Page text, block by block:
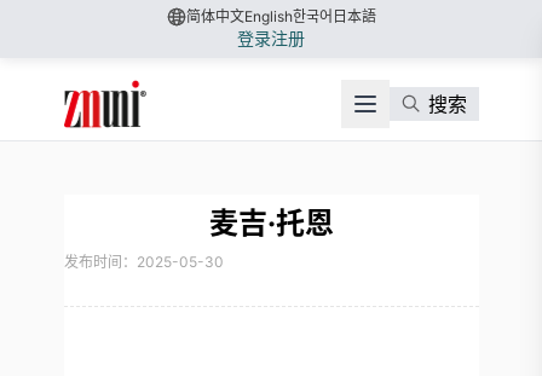
简体中文English한국어 日本語
登录注册
搜索
麦吉·托恩
发布时间：2025-05-30